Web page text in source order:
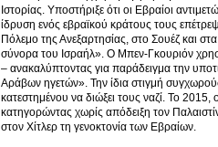
Ιστορίας. Υποστήριξε ότι οι Εβραίοι
ίδρυση ενός εβραϊκού κράτους τους
Πόλεμο της Ανεξαρτησίας, στο Σουέζ και
σύνορα του Ισραήλ». Ο Μπεν-Γκουριόν
– ανακαλύπτοντας για παράδειγμα την
Αράβων ηγετών». Την ίδια στιγμή
κατεστημένου να διώξει τους ναζί. Το
κατηγορώντας χωρίς απόδειξη τον
στον Χίτλερ τη γενοκτονία των Εβραίων.